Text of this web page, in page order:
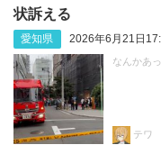
状訴える
愛知県 2026年6月21日
なんかあ
テワ